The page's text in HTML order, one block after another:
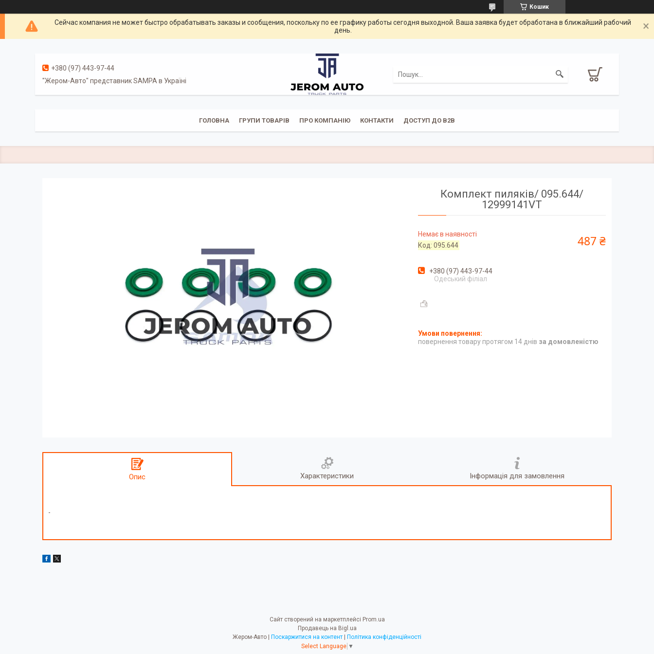
Кошик
Сейчас компания не может быстро обрабатывать заказы и сообщения, поскольку по ее графику работы сегодня выходной. Ваша заявка будет обработана в ближайший рабочий
день.
+380 (97) 443-97-44
"Жером-Авто" представник SAMPA в Україні
ГОЛОВНА ГРУПИ ТОВАРІВ ПРО КОМПАНІЮ КОНТАКТИ ДОСТУП ДО B2B
Комплект пиляків/ 095.644/
12999141VT
Немає в наявності
Код:095.644 487 ₴
+380 (97) 443-97-44
Одеський філіал
повернення товару протягом 14 днів за домовленістю
Опис Характеристики Інформація для замовлення
-
Сайт створений на маркетплейсі Prom.ua
Продавець на Bigl.ua
Поскаржитися на контент
Політика конфіденційності
Select Language ▼